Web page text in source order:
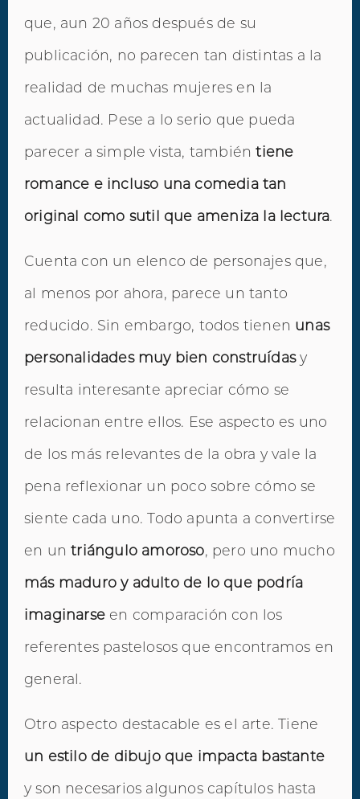
que, aun 20 años después de su
publicación, no parecen tan distintas a la
realidad de muchas mujeres en la
actualidad. Pese a lo serio que pueda
parecer a simple vista, tambiéntiene
romance e incluso una comedia tan
original como sutil que ameniza la lectura.
Cuenta con un elenco de personajes que,
al menos por ahora, parece un tanto
reducido. Sin embargo, todos tienen unas
personalidades muy bien construídasy
resulta interesante apreciar cómo se
relacionan entre ellos. Ese aspecto es uno
de los más relevantes de la obra y vale la
pena reflexionar un poco sobre cómo se
siente cada uno. Todo apunta a convertirse
en untriángulo amoroso, pero uno mucho
más maduro y adulto de lo que podría
imaginarse en comparación con los
referentes pastelosos que encontramos en
general.
Otro aspecto destacable es el arte. Tiene
un estilo de dibujo que impacta bastante
y son necesarios algunos capítulos hasta